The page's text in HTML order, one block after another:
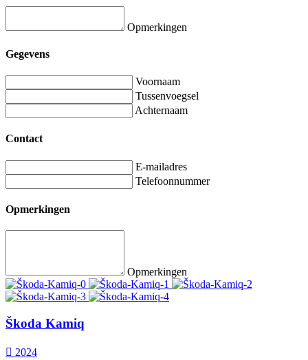
Opmerkingen
Gegevens
Voornaam
Tussenvoegsel
Achternaam
Contact
E-mailadres
Telefoonnummer
Opmerkingen
Opmerkingen
Škoda Kamiq
2024